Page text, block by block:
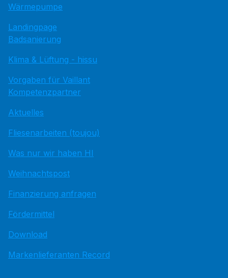
Wärmepumpe
Landingpage
Badsanierung
Klima & Lüftung - hissu
Vorgaben für Vaillant
Kompetenzpartner
Aktuelles
Fliesenarbeiten (toujou)
Was nur wir haben HI
Weihnachtspost
Finanzierung anfragen
Fördermittel
Download
Markenlieferanten Record